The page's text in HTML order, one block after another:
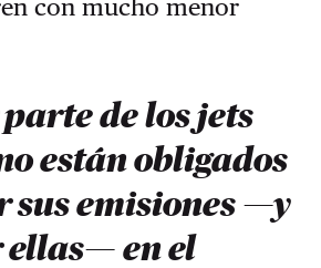
con mucho menor
de los jets
están obligados
sus emisiones —y
ellas— en el